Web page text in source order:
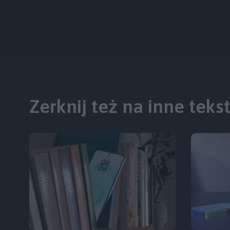
Zerknij też na inne